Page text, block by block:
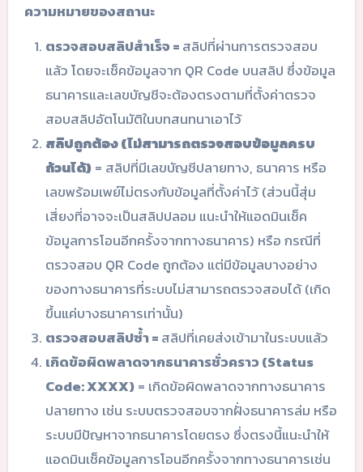
ความหมายของสถานะ
ตรวจสอบสลิปสำเร็จ =สลิปที่ผ่านการตรวจสอบ
แล้ว โดยจะเช็คข้อมูลจาก QR Code บนสลิป ซึ่งข้อมูล
ธนาคารและเลขบัญชีจะต้องตรงตามที่ตั้งค่าตรวจ
สอบสลิปอัตโนมัติในบทสนทนาเอาไว้
สลิปถูกต้อง (ไม่สามารถตรวจสอบข้อมูลครบ
ถ้วนได้)= สลิปที่มีเลขบัญชีปลายทาง, ธนาคาร หรือ
เลขพร้อมเพย์ไม่ตรงกับข้อมูลที่ตั้งค่าไว้ (ส่วนนี้สุ่ม
เสี่ยงที่อาจจะเป็นสลิปปลอม แนะนำให้แอดมินเช็ค
ข้อมูลการโอนอีกครั้งจากทางธนาคาร) หรือ กรณีที่
ตรวจสอบ QR Code ถูกต้อง แต่มีข้อมูลบางอย่าง
ของทางธนาคารที่ระบบไม่สามารถตรวจสอบได้ (เกิด
ขึ้นแค่บางธนาคารเท่านั้น)
ตรวจสอบสลิปซ้ำ =สลิปที่เคยส่งเข้ามาในระบบแล้ว
เกิดข้อผิดพลาดจากธนาคารชั่วคราว (Status
Code: XXXX)= เกิดข้อผิดพลาดจากทางธนาคาร
ปลายทาง เช่น ระบบตรวจสอบจากฝั่งธนาคารล่ม หรือ
ระบบมีปัญหาจากธนาคารโดยตรง ซึ่งตรงนี้แนะนำให้
แอดมินเช็คข้อมูลการโอนอีกครั้งจากทางธนาคารเช่น